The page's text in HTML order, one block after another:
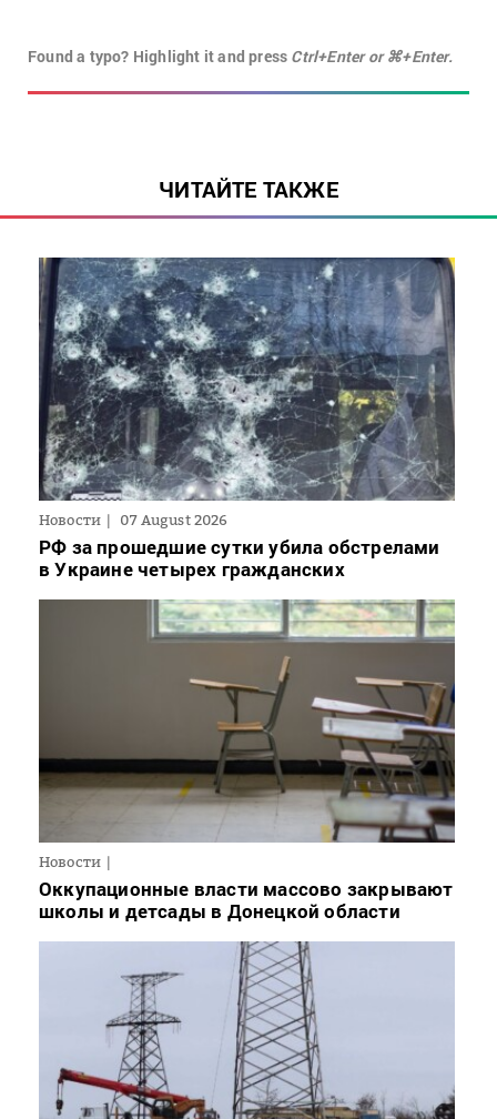
Found a typo? Highlight it and press Ctrl+Enter or ⌘+Enter.
ЧИТАЙТЕ ТАКЖЕ
Новости 07 August 2026
РФ за прошедшие сутки убила обстрелами
в Украине четырех гражданских
Новости
Оккупационные власти массово закрывают
школы и детсады в Донецкой области